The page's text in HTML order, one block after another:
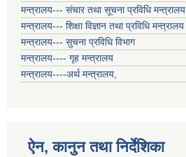
मन्त्रालय--- संचार तथा सूचना प्रविधि मन्त्रालय
मन्त्रालय--- शिक्षा विज्ञान तथा प्रविधि मन्त्रालय
मन्त्रालय--- सुचना प्रविधि विभाग
मन्त्रालय---- गृह मन्त्रालय
मन्त्रालय----अर्थ मन्त्रालय,
ऐन, कानुन तथा निर्देशिका